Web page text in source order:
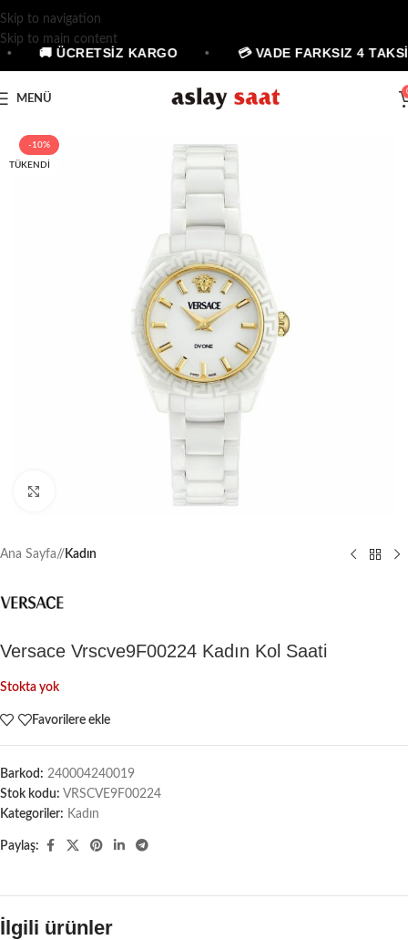
Skip to navigation
Skip to main content
🚚 ÜCRETSİZ KARGO 💳 VADE FARKSIZ 4
MENÜ
-10%
TÜKENDI
Ana Sayfa/ Kadın
Versace Vrscve9F00224 Kadın Kol Saati
Stokta yok
Favorilere ekle
Barkod: 240004240019
Stok kodu: VRSCVE9F00224
Kategoriler: Kadın
Paylaş:
İlgili ürünler